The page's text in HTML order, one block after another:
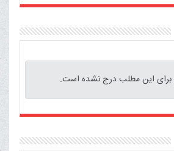
برای این مطلب درج نشده است.